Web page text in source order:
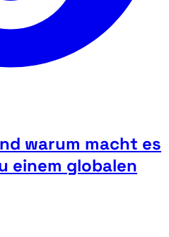
warum macht es
einem globalen